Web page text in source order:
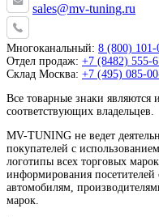
sales@mv-tuning.ru
Многоканальный: 8 (800) 101-
Отдел продаж: +7 (8482) 555-
Склад Москва: +7 (495) 085-
Все товарные знаки
соответствующих владельцев.
MV-TUNING не ведет
покупателей с
логотипы всех торговых
информирования
автомобилям,
марок.